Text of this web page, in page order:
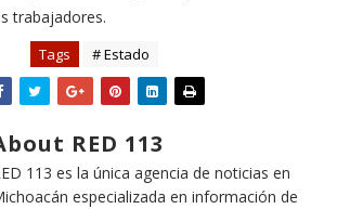
trabajadores.
Tags # Estado
RED 113
113 es la única agencia de noticias en
especializada en información de